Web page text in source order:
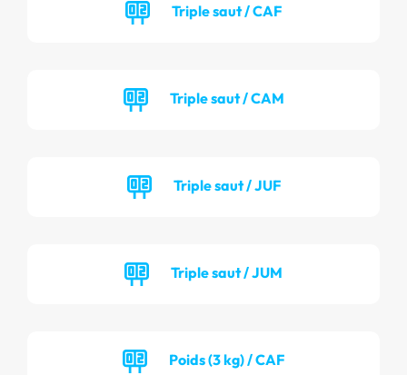
Triple saut / CAF
Triple saut / CAM
Triple saut / JUF
Triple saut / JUM
Poids (3 kg) / CAF